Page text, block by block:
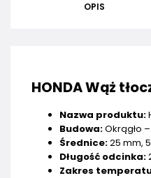
OPIS
HONDA Wąż
Nazwa produktu:
Budowa:Okrągło
Średnice:25 mm,
Długość odcinka:
Zakres